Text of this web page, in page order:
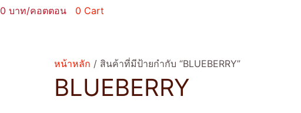
0 0 Cart
หน้าหลัก / สินค้าที่มีป้ายกำกับ “BLUEBERRY”
BLUEBERRY